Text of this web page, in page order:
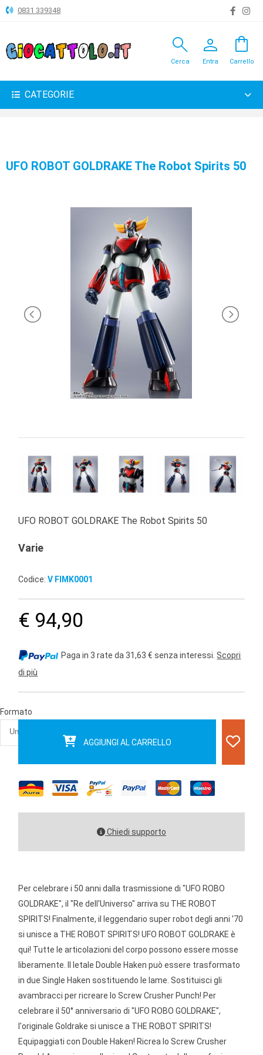
ANIMALI
BAMBOLE
PUZZLE
0831 339348
search
Cerca
person
Entra
shopping_bag
Carrello
CATEGORIE
UFO ROBOT GOLDRAKE The Robot Spirits 50
UFO ROBOT GOLDRAKE The Robot Spirits 50
Varie
Codice:V FIMK0001
€ 94,90
Paga in 3 rate da 31,63 € senza interessi.Scopri
di più
Formato
AGGIUNGI AL CARRELLO
Chiedi supporto
Per celebrare i 50 anni dalla trasmissione di "UFO ROBO
GOLDRAKE", il "Re dell'Universo" arriva su THE ROBOT
SPIRITS! Finalmente, il leggendario super robot degli anni '70
si unisce a THE ROBOT SPIRITS! UFO ROBOT GOLDRAKE è
qui! Tutte le articolazioni del corpo possono essere mosse
liberamente. Il letale Double Haken può essere trasformato
in due Single Haken sostituendo le lame. Sostituisci gli
avambracci per ricreare lo Screw Crusher Punch! Per
celebrare il 50° anniversario di "UFO ROBO GOLDRAKE",
l'originale Goldrake si unisce a THE ROBOT SPIRITS!
Equipaggiati con Double Haken! Ricrea lo Screw Crusher